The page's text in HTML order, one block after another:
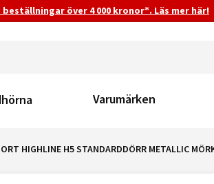
över 4 000 kronor*. Läs mer här!
Varumärken
HIGHLINE H5 STANDARDDÖRR METALLIC